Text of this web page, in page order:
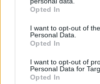
grant or deny consent to
use your data for below
consent section.
Opted In
I want to opt-out of
Personal Data.
Opted In
I want to opt-out of
Personal Data for
Opted In
ανήλικη στο σπίτι του
έσωσαν οι φωνές της